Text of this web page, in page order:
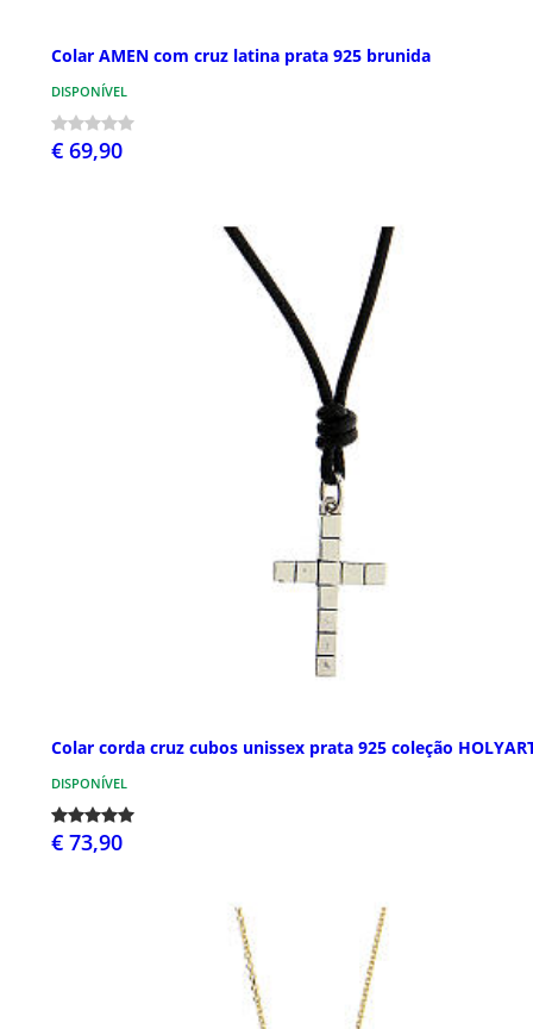
Colar AMEN com cruz latina prata 925 brunida
DISPONÍVEL
€ 69,90
Colar corda cruz cubos unissex prata 925 coleção
DISPONÍVEL
€ 73,90